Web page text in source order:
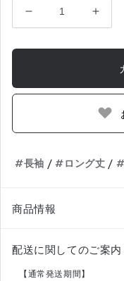
カ
ー
ズ
ッ
プ
ー
バ
バ
カ
ー
ー
ズ
ッ
ー
#長袖 / #ロング丈 /
商品情報
配送に関してのご案内
【通常発送期間】